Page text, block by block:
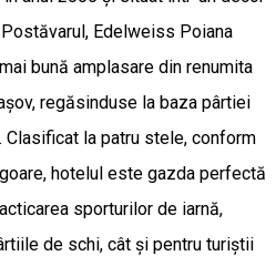
Edelweiss Poiana
bună amplasare din renumita
regăsinduse la baza pârtiei
Clasificat la patru stele, conform
hotelul este gazda perfectă
sporturilor de iarnă,
de schi, cât şi pentru turiştii